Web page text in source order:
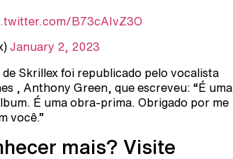
B73cAIvZ3O
January 2, 2023
Skrillex foi republicado pelo vocalista
, Anthony Green, que escreveu: “É uma
É uma obra-prima. Obrigado por me
você.”
mais? Visite